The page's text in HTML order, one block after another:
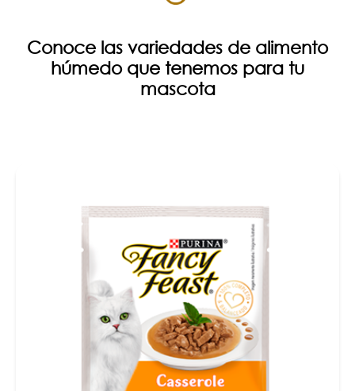
Conoce las variedades de alimento
húmedo que tenemos para tu
mascota